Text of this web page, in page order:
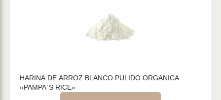
HARINA DE ARROZ BLANCO PULIDO ORGANICA
«PAMPA`S RICE»